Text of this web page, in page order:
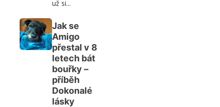
už si...
Jak se
Amigo
přestal v 8
letech bát
bouřky –
příběh
Dokonalé
lásky